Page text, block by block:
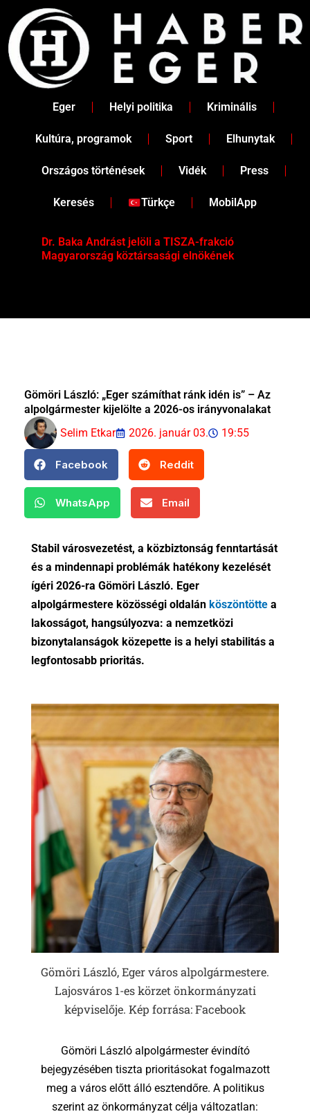
content
Eger Helyi politika Kriminális
Kultúra, programok Sport Elhunytak
Országos történések Vidék Press
Keresés Türkçe MobilApp
Dr. Baka Andrást jelöli a TISZA-frakció
Magyarország köztársasági elnökének
Gömöri László: „Eger számíthat ránk idén is” – Az
alpolgármester kijelölte a 2026-os irányvonalakat
Selim Etkar
2026. január 03. 19:55
Facebook Reddit
WhatsApp Email
Stabil városvezetést, a közbiztonság fenntartását
és a mindennapi problémák hatékony kezelését
ígéri 2026-ra Gömöri László. Eger
alpolgármestere közösségi oldalán köszöntötte a
lakosságot, hangsúlyozva: a nemzetközi
bizonytalanságok közepette is a helyi stabilitás a
legfontosabb prioritás.
Gömöri László, Eger város alpolgármestere.
Lajosváros 1-es körzet önkormányzati
képviselője. Kép forrása: Facebook
Gömöri László alpolgármester évindító
bejegyzésében tiszta prioritásokat fogalmazott
meg a város előtt álló esztendőre. A politikus
szerint az önkormányzat célja változatlan: